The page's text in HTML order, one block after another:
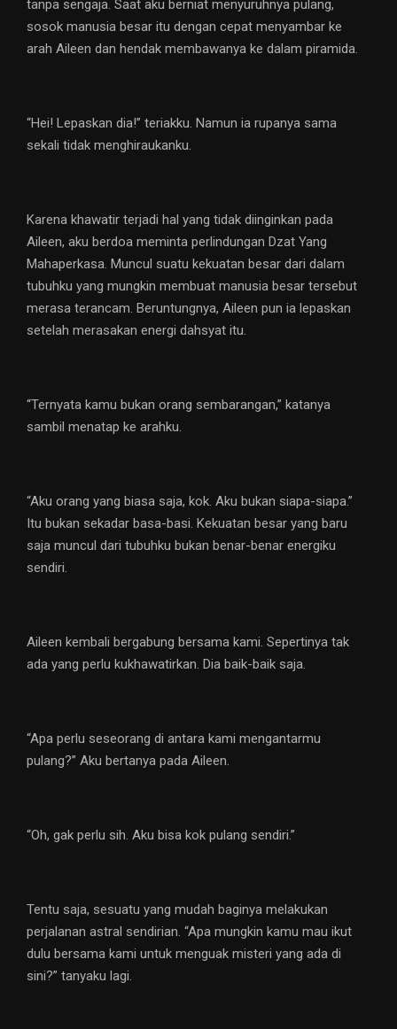
tanpa sengaja. Saat aku berniat menyuruhnya pulang,
sosok manusia besar itu dengan cepat menyambar ke
arah Aileen dan hendak membawanya ke dalam piramida.
“Hei! Lepaskan dia!” teriakku. Namun ia rupanya sama
sekali tidak menghiraukanku.
Karena khawatir terjadi hal yang tidak diinginkan pada
Aileen, aku berdoa meminta perlindungan Dzat Yang
Mahaperkasa. Muncul suatu kekuatan besar dari dalam
tubuhku yang mungkin membuat manusia besar tersebut
merasa terancam. Beruntungnya, Aileen pun ia lepaskan
setelah merasakan energi dahsyat itu.
“Ternyata kamu bukan orang sembarangan,” katanya
sambil menatap ke arahku.
“Aku orang yang biasa saja, kok. Aku bukan siapa-siapa.”
Itu bukan sekadar basa-basi. Kekuatan besar yang baru
saja muncul dari tubuhku bukan benar-benar energiku
sendiri.
Aileen kembali bergabung bersama kami. Sepertinya tak
ada yang perlu kukhawatirkan. Dia baik-baik saja.
“Apa perlu seseorang di antara kami mengantarmu
pulang?” Aku bertanya pada Aileen.
“Oh, gak perlu sih. Aku bisa kok pulang sendiri.”
Tentu saja, sesuatu yang mudah baginya melakukan
perjalanan astral sendirian. “Apa mungkin kamu mau ikut
dulu bersama kami untuk menguak misteri yang ada di
sini?” tanyaku lagi.